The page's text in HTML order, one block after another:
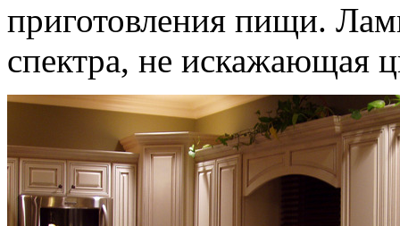
приготовления пищи.
спектра, не искажающая